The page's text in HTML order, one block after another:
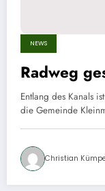
NEWS
Radweg
Entlang des Kanals
die Gemeinde
Christian